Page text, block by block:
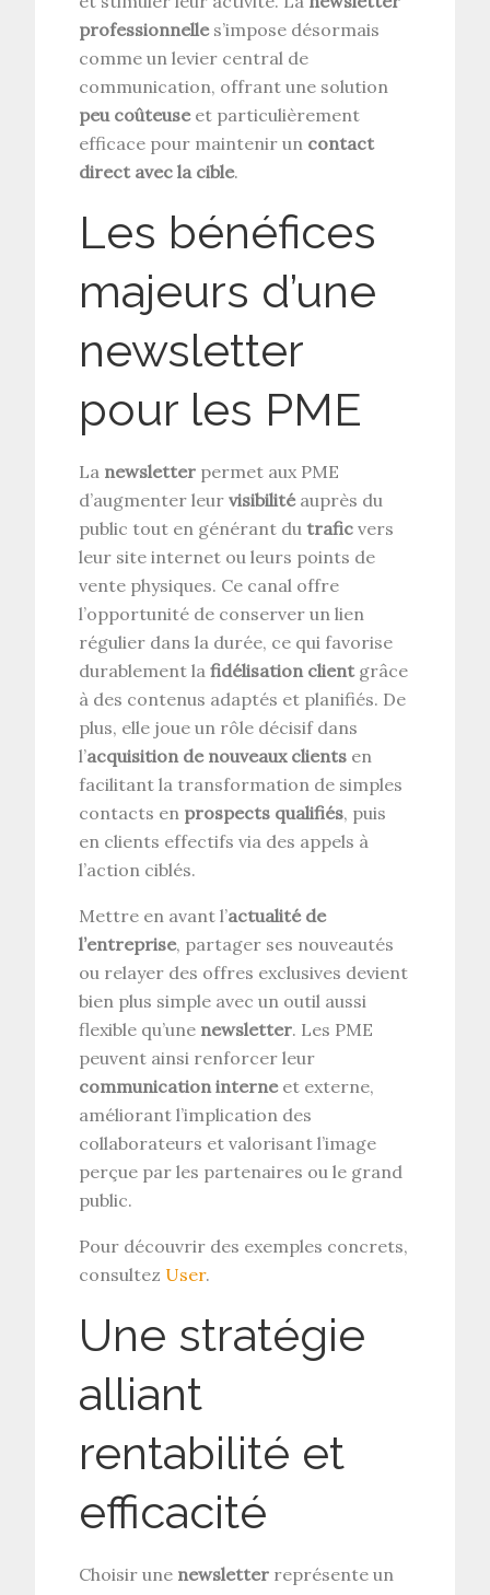
professionnelles’impose désormais
comme un levier central de
communication, offrant une solution
peu coûteuseet particulièrement
efficace pour maintenir un contact
direct avec la cible.
Les bénéfices
majeurs d’une
newsletter
pour les PME
La newsletter permet aux PME
d’augmenter leurvisibilitéauprès du
public tout en générant du trafic vers
leur site internet ou leurs points de
vente physiques. Ce canal offre
l’opportunité de conserver un lien
régulier dans la durée, ce qui favorise
durablement lafidélisation clientgrâce
à des contenus adaptés et planifiés. De
plus, elle joue un rôle décisif dans
l’acquisition de nouveaux clients en
facilitant la transformation de simples
contacts en prospects qualifiés, puis
en clients effectifs via des appels à
l’action ciblés.
Mettre en avant l’actualité de
l’entreprise, partager ses nouveautés
ou relayer des offres exclusives devient
bien plus simple avec un outil aussi
flexible qu’une newsletter. Les PME
peuvent ainsi renforcer leur
communication interneet externe,
améliorant l’implication des
collaborateurs et valorisant l’image
perçue par les partenaires ou le grand
public.
Pour découvrir des exemples concrets,
consultez User.
Une stratégie
alliant
rentabilité et
efficacité
Choisir une newsletter représente un